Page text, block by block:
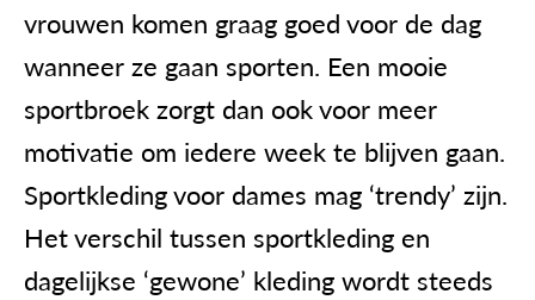
vrouwen komen graag goed voor de dag
wanneer ze gaan sporten. Een mooie
sportbroek zorgt dan ook voor meer
motivatie om iedere week te blijven gaan.
Sportkleding voor dames mag ‘trendy’ zijn.
Het verschil tussen sportkleding en
dagelijkse ‘gewone’ kleding wordt steeds